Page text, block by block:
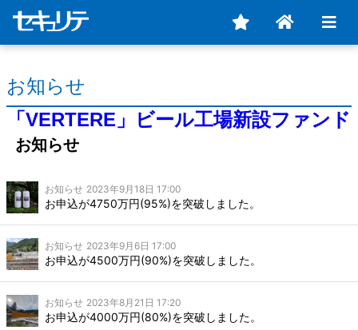
お知らせ
「VERTERE」ビール工場新設ファンド
お知らせ
お知らせ 2023年9月18日 17:00
お申込が4750万円(95%)を突破しました。
お知らせ 2023年9月6日 17:00
お申込が4500万円(90%)を突破しました。
お知らせ 2023年8月21日 17:20
お申込が4000万円(80%)を突破しました。